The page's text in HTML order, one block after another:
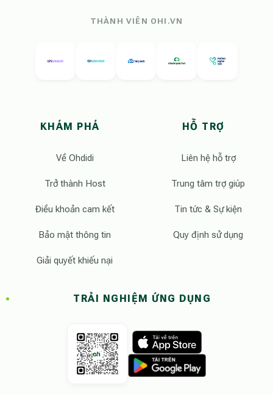
THÀNH VIÊN OHI.VN
KHÁM PHÁ
Về Ohdidi
Trở thành Host
Điều khoản cam kết
Bảo mật thông tin
Giải quyết khiếu nại
HỖ TRỢ
Liên hệ hỗ trợ
Trung tâm trợ giúp
Tin tức & Sự kiện
Quy định sử dụng
TRẢI NGHIỆM ỨNG DỤNG